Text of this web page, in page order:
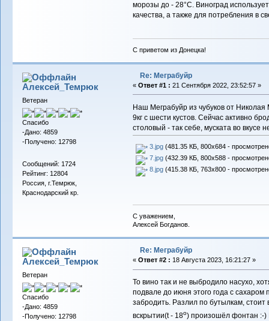
морозы до - 28°С. Виноград
качества, а также для потребления в
С приветом из Донецка!
Алексей_Темрюк
Ветеран
Спасибо
-Дано: 4859
-Получено: 12798
Сообщений: 1724
Рейтинг: 12804
Россия, г.Темрюк,
Краснодарский кр.
Re: Меграбуйр
« Ответ #1 : 21 Сентября 2022, 23:52:57 »
Наш Меграбуйр из чубуков от
9кг с шести кустов. Сейчас активно
столовый - так себе, муската во вкусе
3.jpg(481.35 КБ, 800x684 -
7.jpg(432.39 КБ, 800x588 -
8.jpg(415.38 КБ, 763x800 -
С уважением,
Алексей Богданов.
Алексей_Темрюк
Ветеран
Спасибо
-Дано: 4859
-Получено: 12798
Re: Меграбуйр
« Ответ #2 : 18 Августа 2023, 16:21:27 »
То вино так и не выбродило насухо,
подвале до июня этого года с сахаром
забродить. Разлил по бутылкам,
вскрытии(t - 18о) произошёл фонтан :-)